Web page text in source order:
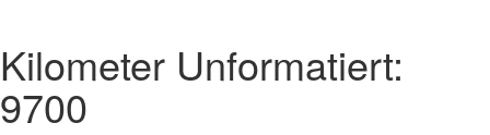
Kilometer Unformatiert:
9700